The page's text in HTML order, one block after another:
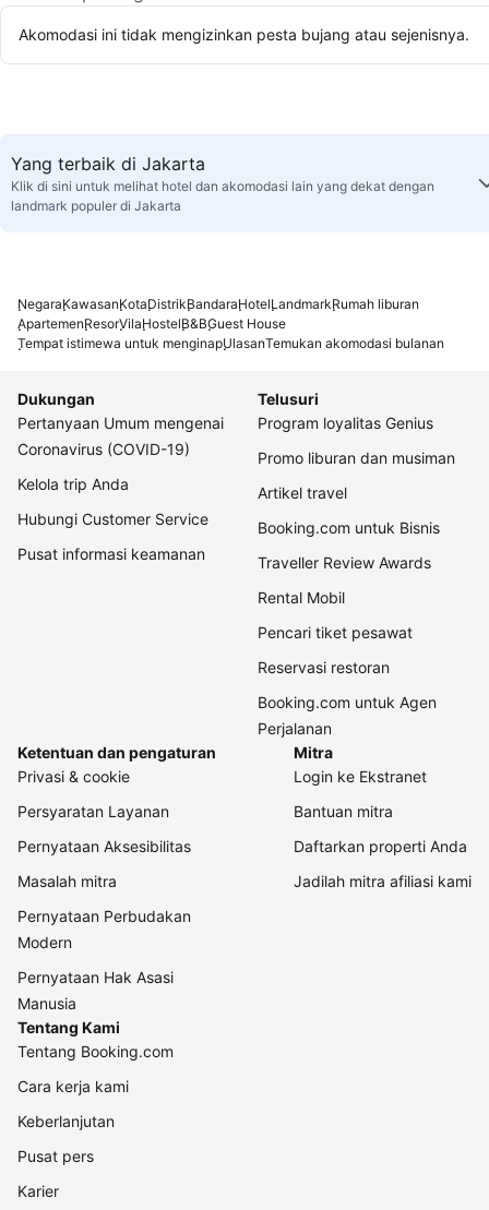
Akomodasi ini tidak mengizinkan pesta bujang atau sejenisnya.
Yang terbaik di Jakarta
Klik di sini untuk melihat hotel dan akomodasi lain yang dekat dengan
landmark populer di Jakarta
NegaraKawasanKotaDistrikBandaraHotelLandmarkRumah liburan
ApartemenResorVilaHostelB&BGuest House
Tempat istimewa untuk menginapUlasanTemukan akomodasi bulanan
Dukungan
Pertanyaan Umum mengenai
Coronavirus (COVID-19)
Kelola trip Anda
Hubungi Customer Service
Pusat informasi keamanan
Telusuri
Program loyalitas Genius
Promo liburan dan musiman
Artikel travel
Booking.com untuk Bisnis
Traveller Review Awards
Rental Mobil
Pencari tiket pesawat
Reservasi restoran
Booking.com untuk Agen
Perjalanan
Ketentuan dan pengaturan
Privasi & cookie
Persyaratan Layanan
Pernyataan Aksesibilitas
Masalah mitra
Pernyataan Perbudakan
Modern
Pernyataan Hak Asasi
Manusia
Mitra
Login ke Ekstranet
Bantuan mitra
Daftarkan properti Anda
Jadilah mitra afiliasi kami
Tentang Kami
Tentang Booking.com
Cara kerja kami
Keberlanjutan
Pusat pers
Karier